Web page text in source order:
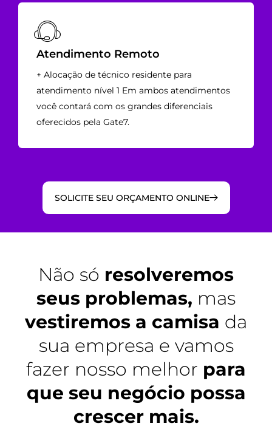
Atendimento Remoto
+ Alocação de técnico residente para
atendimento nível 1 Em ambos atendimentos
você contará com os grandes diferenciais
oferecidos pela Gate7.
SOLICITE SEU ORÇAMENTO ONLINE
Não só resolveremos
seus problemas, mas
vestiremos a camisa da
sua empresa e vamos
fazer nosso melhor para
que seu negócio possa
crescer mais.